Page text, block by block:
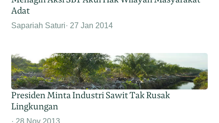
Adat
Sapariah Saturi 27 Jan 2014
Presiden Minta Industri Sawit Tak Rusak
Lingkungan
28 Nov 2013